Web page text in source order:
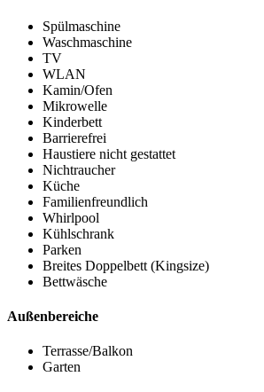
Spülmaschine
Waschmaschine
TV
WLAN
Kamin/Ofen
Mikrowelle
Kinderbett
Barrierefrei
Haustiere nicht gestattet
Nichtraucher
Küche
Familienfreundlich
Whirlpool
Kühlschrank
Parken
Breites Doppelbett (Kingsize)
Bettwäsche
Außenbereiche
Terrasse/Balkon
Garten